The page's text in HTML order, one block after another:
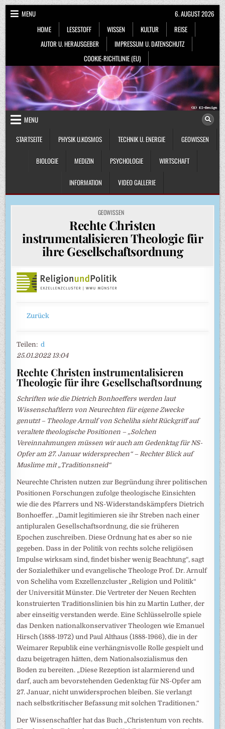
Skip
to
content
MENU
HOME
LESESTOFF WISSEN KULTUR
REISE
AUTOR U. HERAUSGEBER
IMPRESSUM U. DATENSCHUTZ
COOKIE-RICHTLINIE (EU)
6. AUGUST 2026
MENU
STARTSEITE
PHYSIK U.KOSMOS TECHNIK U. ENERGIE GEOWISSEN
BIOLOGIE MEDIZIN PSYCHOLOGIE WIRTSCHAFT
INFORMATION VIDEO GALLERIE
POSTED
IN
GEOWISSEN
Rechte Christen
instrumentalisieren Theologie für
ihre Gesellschaftsordnung
Zurück
Teilen:d
25.01.2022 13:04
Rechte Christen instrumentalisieren
Theologie für ihre Gesellschaftsordnung
Schriften wie die Dietrich Bonhoeffers werden laut
Wissenschaftlern von Neurechten für eigene Zwecke
genutzt – Theologe Arnulf von Scheliha sieht Rückgriff auf
veraltete theologische Positionen – „Solchen
Vereinnahmungen müssen wir auch am Gedenktag für NS-
Opfer am 27. Januar widersprechen“ – Rechter Blick auf
Muslime mit „Traditionsneid“
Neurechte Christen nutzen zur Begründung ihrer politischen
Positionen Forschungen zufolge theologische Einsichten
wie die des Pfarrers und NS-Widerstandskämpfers Dietrich
Bonhoeffer. „Damit legitimieren sie ihr Streben nach einer
antipluralen Gesellschaftsordnung, die sie früheren
Epochen zuschreiben. Diese Ordnung hat es aber so nie
gegeben. Dass in der Politik von rechts solche religiösen
Impulse wirksam sind, findet bisher wenig Beachtung“, sagt
der Sozialethiker und evangelische Theologe Prof. Dr. Arnulf
von Scheliha vom Exzellenzcluster „Religion und Politik“
der Universität Münster. Die Vertreter der Neuen Rechten
konstruierten Traditionslinien bis hin zu Martin Luther, der
aber einseitig verstanden werde. Eine Schlüsselrolle spiele
das Denken nationalkonservativer Theologen wie Emanuel
Hirsch (1888-1972) und Paul Althaus (1888-1966), die in der
Weimarer Republik eine verhängnisvolle Rolle gespielt und
dazu beigetragen hätten, dem Nationalsozialismus den
Boden zu bereiten. „Diese Rezeption ist alarmierend und
darf, auch am bevorstehenden Gedenktag für NS-Opfer am
27. Januar, nicht unwidersprochen bleiben. Sie verlangt
nach selbstkritischer Befassung mit solchen Traditionen.“
Der Wissenschaftler hat das Buch „Christentum von rechts.